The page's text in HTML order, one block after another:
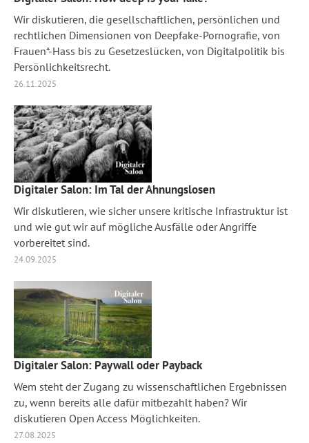
Wir diskutieren, die gesellschaftlichen, persönlichen und
rechtlichen Dimensionen von Deepfake-Pornografie, von
Frauen*-Hass bis zu Gesetzeslücken, von Digitalpolitik bis
Persönlichkeitsrecht.
26.11.2025
Digitaler Salon: Im Tal der Ahnungslosen
Wir diskutieren, wie sicher unsere kritische Infrastruktur ist
und wie gut wir auf mögliche Ausfälle oder Angriffe
vorbereitet sind.
24.09.2025
Digitaler Salon: Paywall oder Payback
Wem steht der Zugang zu wissenschaftlichen Ergebnissen
zu, wenn bereits alle dafür mitbezahlt haben? Wir
diskutieren Open Access Möglichkeiten.
27.08.2025